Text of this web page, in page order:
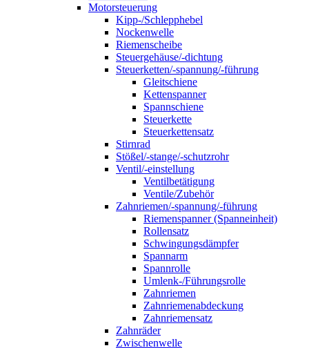
Motorsteuerung
Kipp-/Schlepphebel
Nockenwelle
Riemenscheibe
Steuergehäuse/-dichtung
Steuerketten/-spannung/-führung
Gleitschiene
Kettenspanner
Spannschiene
Steuerkette
Steuerkettensatz
Stirnrad
Stößel/-stange/-schutzrohr
Ventil/-einstellung
Ventilbetätigung
Ventile/Zubehör
Zahnriemen/-spannung/-führung
Riemenspanner (Spanneinheit)
Rollensatz
Schwingungsdämpfer
Spannarm
Spannrolle
Umlenk-/Führungsrolle
Zahnriemen
Zahnriemenabdeckung
Zahnriemensatz
Zahnräder
Zwischenwelle